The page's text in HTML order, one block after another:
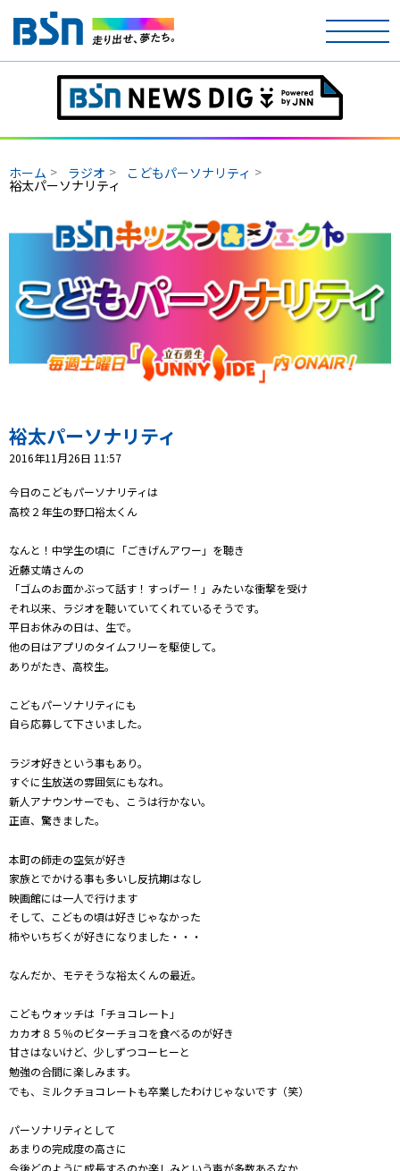
ホーム
テレビ
ラジオ
アナウンサー
イベント
ニュース
天気
コンテンツ・アプリ
キッズ ケンジュ
Well-being
ショッピング
会社概要・ビジョン
お問い合わせ
ホーム ラジオ こどもパーソナリティ
裕太パーソナリティ
裕太パーソナリティ
2016年11月26日 11:57
今日のこどもパーソナリティは
高校２年生の野口裕太くん
なんと！中学生の頃に「ごきげんアワー」を聴き
近藤丈靖さんの
「ゴムのお面かぶって話す！すっげー！」みたいな衝撃を受け
それ以来、ラジオを聴いていてくれているそうです。
平日お休みの日は、生で。
他の日はアプリのタイムフリーを駆使して。
ありがたき、高校生。
こどもパーソナリティにも
自ら応募して下さいました。
ラジオ好きという事もあり。
すぐに生放送の雰囲気にもなれ。
新人アナウンサーでも、こうは行かない。
正直、驚きました。
本町の師走の空気が好き
家族とでかける事も多いし反抗期はなし
映画館には一人で行けます
そして、こどもの頃は好きじゃなかった
柿やいちぢくが好きになりました・・・
なんだか、モテそうな裕太くんの最近。
こどもウォッチは「チョコレート」
カカオ８５％のビターチョコを食べるのが好き
甘さはないけど、少しずつコーヒーと
勉強の合間に楽しみます。
でも、ミルクチョコレートも卒業したわけじゃないです（笑）
パーソナリティとして
あまりの完成度の高さに
今後どのように成長するのか楽しみという声が多数あるなか